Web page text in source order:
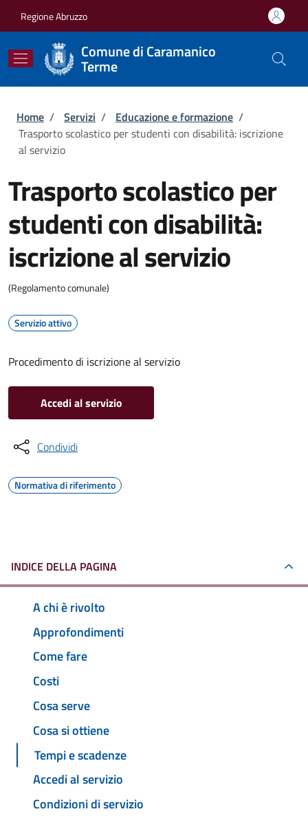
Regione Abruzzo
Comune di Caramanico
Terme
Briciole di pane
Home / Servizi / Educazione e formazione /
Trasporto scolastico per studenti con disabilità: iscrizione
al servizio
Trasporto scolastico per
studenti con disabilità:
iscrizione al servizio
(Regolamento comunale)
Servizio attivo
Procedimento di iscrizione al servizio
Accedi al servizio
Condividi
Normativa di riferimento
INDICE DELLA PAGINA
A chi è rivolto
Approfondimenti
Come fare
Costi
Cosa serve
Cosa si ottiene
Tempi e scadenze
Accedi al servizio
Condizioni di servizio